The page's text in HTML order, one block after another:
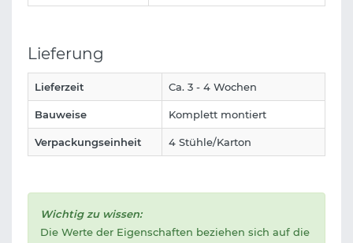
Lieferung
Lieferzeit Ca. 3 - 4 Wochen
Bauweise Komplett montiert
Verpackungseinheit 4 Stühle/Karton
Wichtig zu wissen:
Die Werte der Eigenschaften beziehen sich auf die